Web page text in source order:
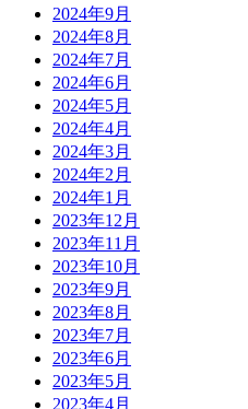
2024年9月
2024年8月
2024年7月
2024年6月
2024年5月
2024年4月
2024年3月
2024年2月
2024年1月
2023年12月
2023年11月
2023年10月
2023年9月
2023年8月
2023年7月
2023年6月
2023年5月
2023年4月